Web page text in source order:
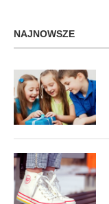
NAJNOWSZE